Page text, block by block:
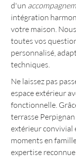
d'un
intégration
votre maison.
toutes vos
personnalisé,
techniques.
Ne laissez pas
espace extérieur
fonctionnelle.
terrasse
extérieur convivial
moments en
expertise